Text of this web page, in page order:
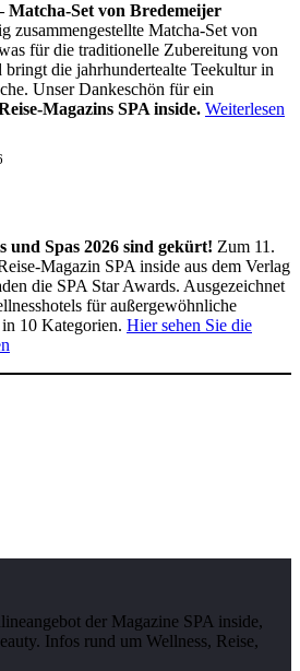
Matcha-Set von Bredemeijer
zusammengestellte Matcha-Set von
für die traditionelle Zubereitung von
die jahrhundertealte Teekultur in
Unser Dankeschön für ein
Magazins SPA inside. Weiterlesen
und Spas 2026 sind gekürt! Zum 11.
Magazin SPA inside aus dem Verlag
die SPA Star Awards. Ausgezeichnet
für außergewöhnliche
10 Kategorien. Hier sehen Sie die
der Magazine SPA inside,
Infos rund um Wellness, Reise,